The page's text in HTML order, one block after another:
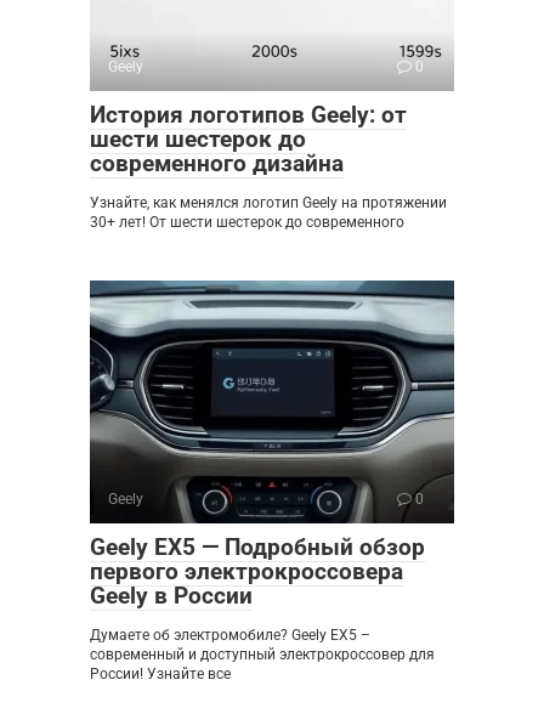
Geely 0
История логотипов Geely: от
шести шестерок до
современного дизайна
Узнайте, как менялся логотип Geely на протяжении
30+ лет! От шести шестерок до современного
Geely 0
Geely EX5 — Подробный обзор
первого электрокроссовера
Geely в России
Думаете об электромобиле? Geely EX5 –
современный и доступный электрокроссовер для
России! Узнайте все